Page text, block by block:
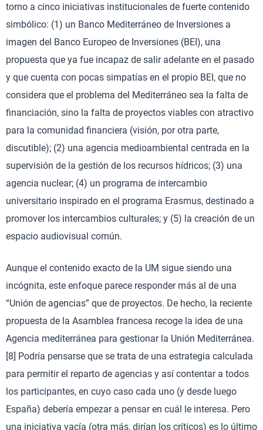
torno a cinco iniciativas institucionales de fuerte contenido
simbólico: (1) un Banco Mediterráneo de Inversiones a
imagen del Banco Europeo de Inversiones (BEI), una
propuesta que ya fue incapaz de salir adelante en el pasado
y que cuenta con pocas simpatías en el propio BEI, que no
considera que el problema del Mediterráneo sea la falta de
financiación, sino la falta de proyectos viables con atractivo
para la comunidad financiera (visión, por otra parte,
discutible); (2) una agencia medioambiental centrada en la
supervisión de la gestión de los recursos hídricos; (3) una
agencia nuclear; (4) un programa de intercambio
universitario inspirado en el programa Erasmus, destinado a
promover los intercambios culturales; y (5) la creación de un
espacio audiovisual común.
Aunque el contenido exacto de la UM sigue siendo una
incógnita, este enfoque parece responder más al de una
“Unión de agencias” que de proyectos. De hecho, la reciente
propuesta de la Asamblea francesa recoge la idea de una
Agencia mediterránea para gestionar la Unión Mediterránea.
[8] Podría pensarse que se trata de una estrategia calculada
para permitir el reparto de agencias y así contentar a todos
los participantes, en cuyo caso cada uno (y desde luego
España) debería empezar a pensar en cuál le interesa. Pero
una iniciativa vacía (otra más, dirían los críticos) es lo último